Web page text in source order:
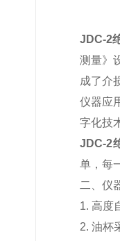
JDC-2
测量》
成了介
仪器应
字化技
JDC-2
单，每
二、仪
1. 高度
2. 油杯